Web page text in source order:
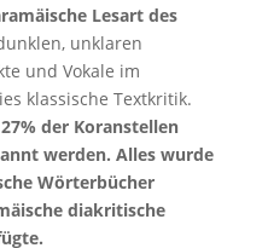
Lesart des
unklaren
und Vokale im
klassische Textkritik.
der Koranstellen
werden. Alles wurde
Wörterbücher
diakritische